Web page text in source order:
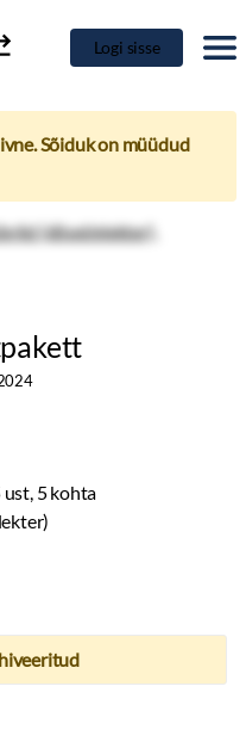
Logi sisse
Sõiduk on müüdud
ust, 5 kohta